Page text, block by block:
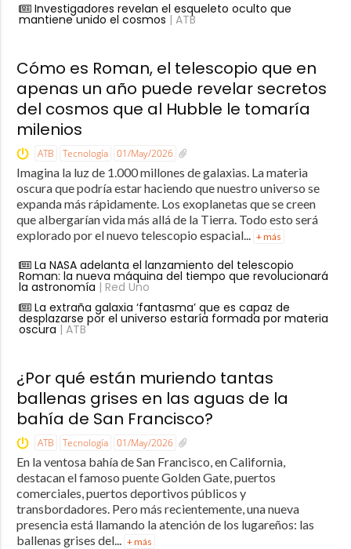
Investigadores revelan el esqueleto oculto que
mantiene unido el cosmos | ATB
Cómo es Roman, el telescopio que en
apenas un año puede revelar secretos
del cosmos que al Hubble le tomaría
milenios
ATB Tecnología 01/May/2026
Imagina la luz de 1.000 millones de galaxias. La materia
oscura que podría estar haciendo que nuestro universo se
expanda más rápidamente. Los exoplanetas que se creen
que albergarían vida más allá de la Tierra. Todo esto será
explorado por el nuevo telescopio espacial... + más
La NASA adelanta el lanzamiento del telescopio
Roman: la nueva máquina del tiempo que revolucionará
la astronomía | Red Uno
La extraña galaxia ‘fantasma’ que es capaz de
desplazarse por el universo estaría formada por materia
oscura | ATB
¿Por qué están muriendo tantas
ballenas grises en las aguas de la
bahía de San Francisco?
ATB Tecnología 01/May/2026
En la ventosa bahía de San Francisco, en California,
destacan el famoso puente Golden Gate, puertos
comerciales, puertos deportivos públicos y
transbordadores. Pero más recientemente, una nueva
presencia está llamando la atención de los lugareños: las
ballenas grises del... + más